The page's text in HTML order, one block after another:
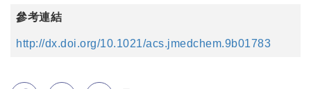
參考連結
http://dx.doi.org/10.1021/acs.jmedchem.9b01783